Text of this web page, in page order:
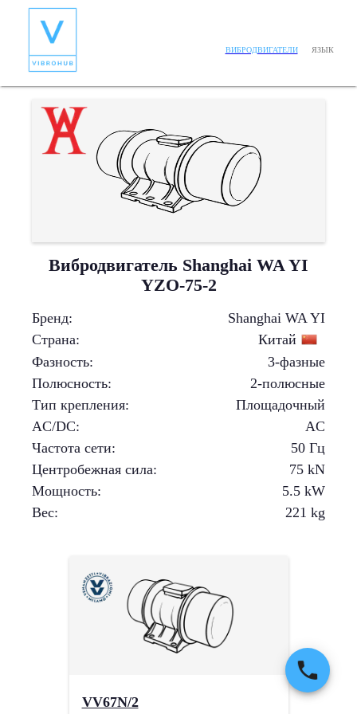
ВИБРОДВИГАТЕЛИ ЯЗЫК
Вибродвигатель Shanghai WA YI
YZO-75-2
Бренд:
Shanghai WA YI
Страна:
Китай
Фазность:
3-фазные
Полюсность:
2-полюсные
Тип крепления:
Площадочный
AC/DC:
AC
Частота сети:
50 Гц
Центробежная сила: 75 kN
Мощность: 5.5 kW
Вес: 221 kg
VV67N/2